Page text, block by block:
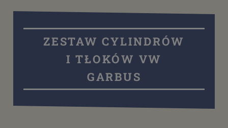
ZESTAW CYLINDRÓW
I TŁOKÓW VW
GARBUS